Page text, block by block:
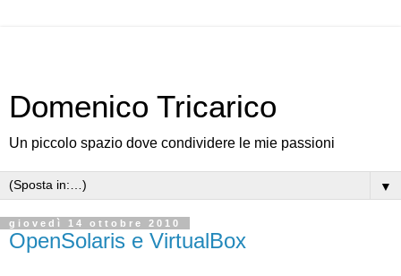
Domenico Tricarico
Un piccolo spazio dove condividere le mie passioni
▼
giovedì 14 ottobre 2010
OpenSolaris e VirtualBox